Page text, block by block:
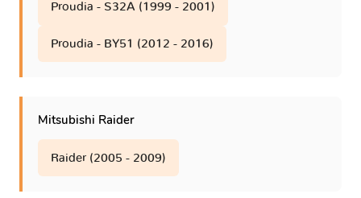
Proudia - S32A (1999 - 2001)
Proudia - BY51 (2012 - 2016)
Mitsubishi Raider
Raider (2005 - 2009)